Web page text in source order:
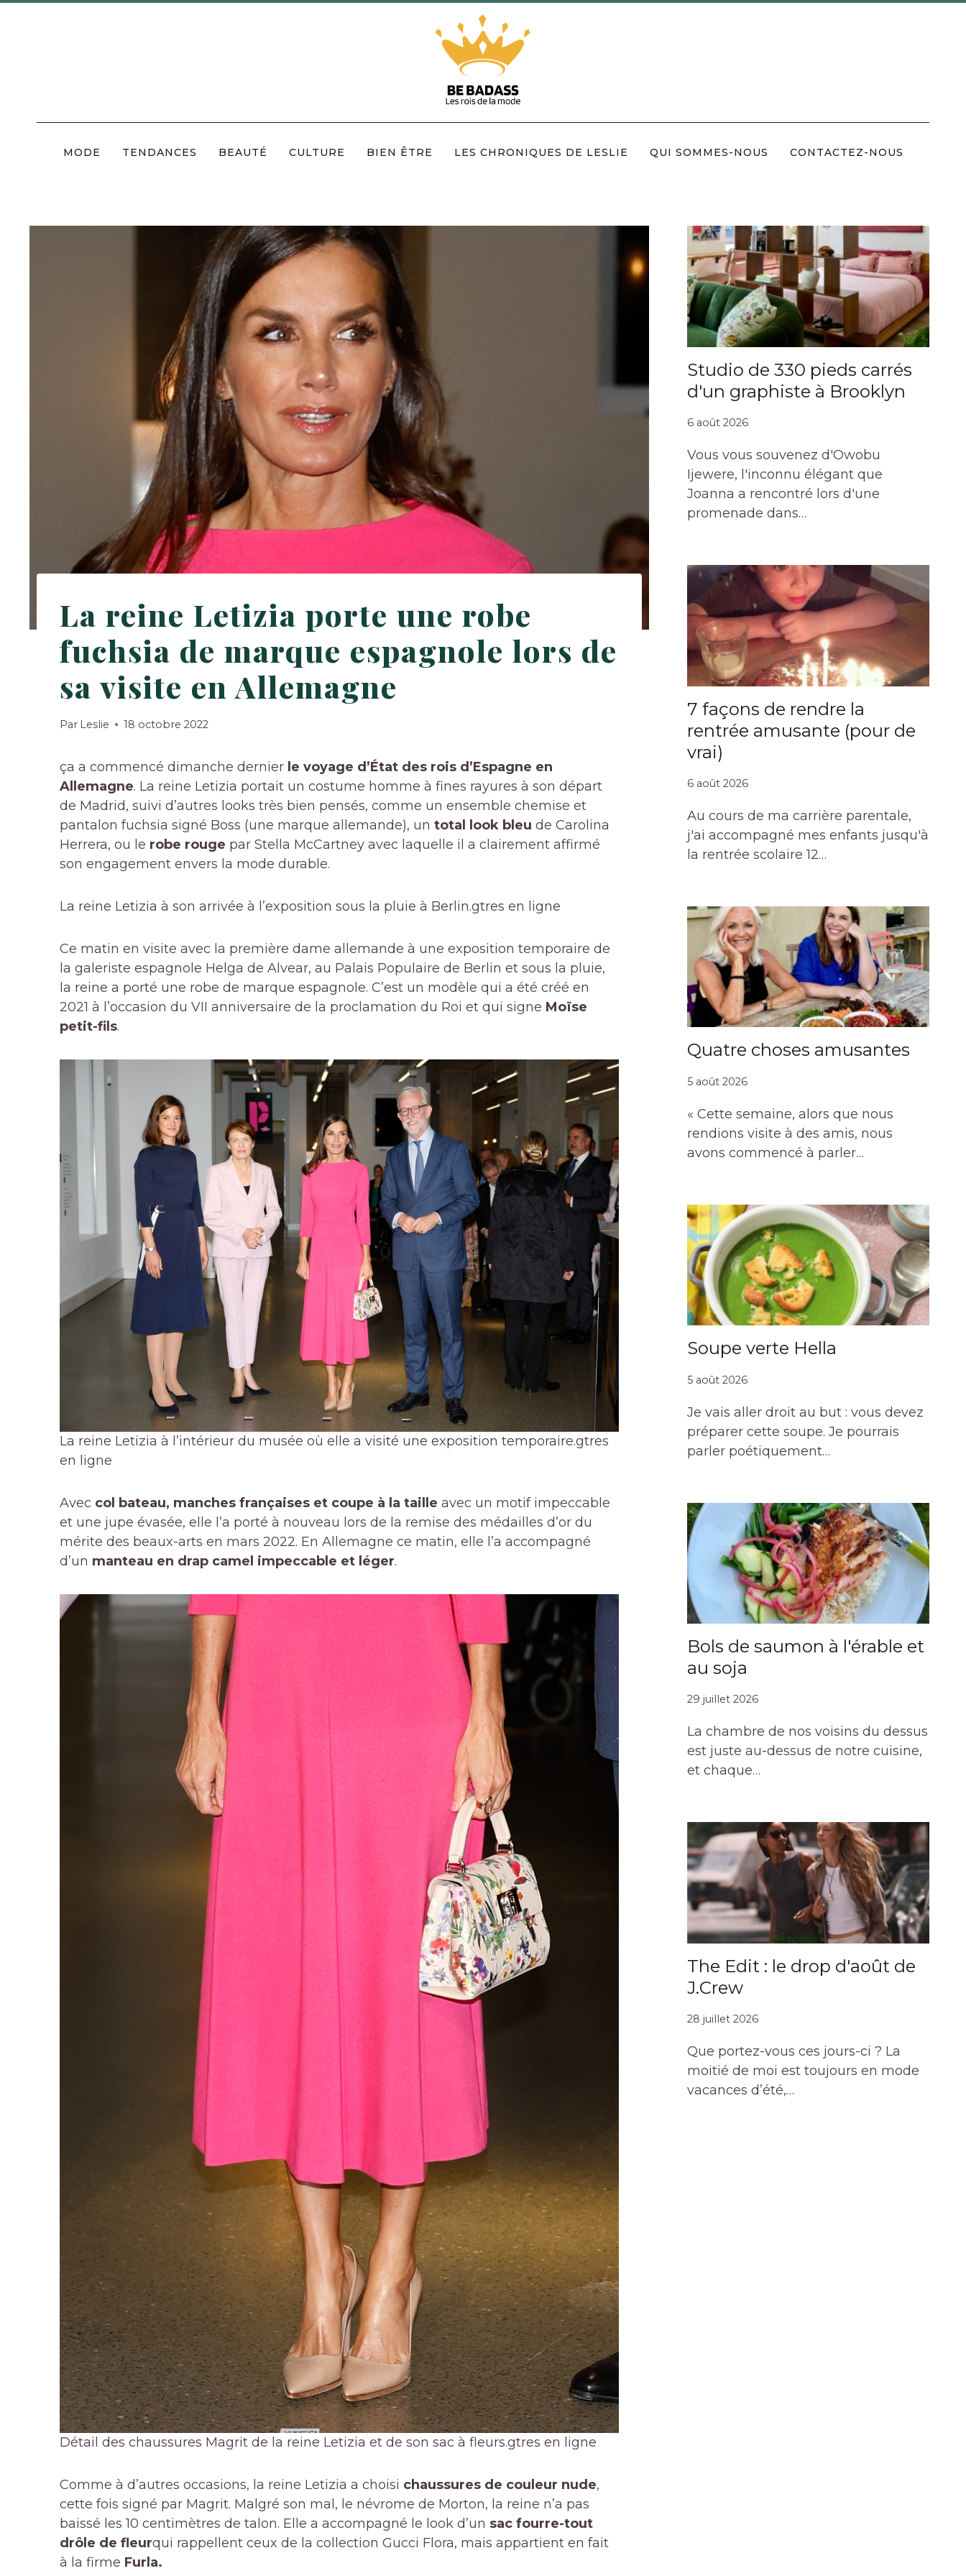
MODE TENDANCES BEAUTÉ CULTURE BIEN ÊTRE LES CHRONIQUES DE LESLIE QUI SOMMES-NOUS CONTACTEZ-NOUS
La reine Letizia porte une robe
fuchsia de marque espagnole lors de
sa visite en Allemagne
Par Leslie 18 octobre 2022
ça a commencé dimanche dernier le voyage d’État des rois d’Espagne en
Allemagne. La reine Letizia portait un costume homme à fines rayures à son départ
de Madrid, suivi d’autres looks très bien pensés, comme un ensemble chemise et
pantalon fuchsia signé Boss (une marque allemande), un total look bleu de Carolina
Herrera, ou le robe rouge par Stella McCartney avec laquelle il a clairement affirmé
son engagement envers la mode durable.
La reine Letizia à son arrivée à l’exposition sous la pluie à Berlin.gtres en ligne
Ce matin en visite avec la première dame allemande à une exposition temporaire de
la galeriste espagnole Helga de Alvear, au Palais Populaire de Berlin et sous la pluie,
la reine a porté une robe de marque espagnole. C’est un modèle qui a été créé en
2021 à l’occasion du VII anniversaire de la proclamation du Roi et qui signe Moïse
petit-fils.
La reine Letizia à l’intérieur du musée où elle a visité une exposition temporaire.gtres
en ligne
Avec col bateau, manches françaises et coupe à la taille avec un motif impeccable
et une jupe évasée, elle l’a porté à nouveau lors de la remise des médailles d’or du
mérite des beaux-arts en mars 2022. En Allemagne ce matin, elle l’a accompagné
d’un manteau en drap camel impeccable et léger.
Détail des chaussures Magrit de la reine Letizia et de son sac à fleurs.gtres en ligne
Comme à d’autres occasions, la reine Letizia a choisi chaussures de couleur nude,
cette fois signé par Magrit. Malgré son mal, le névrome de Morton, la reine n’a pas
baissé les 10 centimètres de talon. Elle a accompagné le look d’un sac fourre-tout
drôle de fleurqui rappellent ceux de la collection Gucci Flora, mais appartient en fait
à la firme Furla.
Studio de 330 pieds carrés
d'un graphiste à Brooklyn
6 août 2026
Vous vous souvenez d'Owobu
Ijewere, l'inconnu élégant que
Joanna a rencontré lors d'une
promenade dans…
7 façons de rendre la
rentrée amusante (pour de
vrai)
6 août 2026
Au cours de ma carrière parentale,
j'ai accompagné mes enfants jusqu'à
la rentrée scolaire 12…
Quatre choses amusantes
5 août 2026
« Cette semaine, alors que nous
rendions visite à des amis, nous
avons commencé à parler…
Soupe verte Hella
5 août 2026
Je vais aller droit au but : vous devez
préparer cette soupe. Je pourrais
parler poétiquement…
Bols de saumon à l'érable et
au soja
29 juillet 2026
La chambre de nos voisins du dessus
est juste au-dessus de notre cuisine,
et chaque…
The Edit : le drop d'août de
J.Crew
28 juillet 2026
Que portez-vous ces jours-ci ? La
moitié de moi est toujours en mode
vacances d’été,…